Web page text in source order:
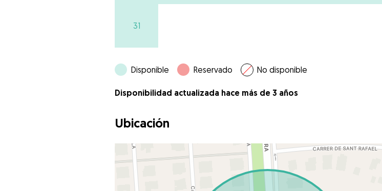
31
Disponible Reservado No disponible
Disponibilidad actualizada hace más de 3 años
Ubicación